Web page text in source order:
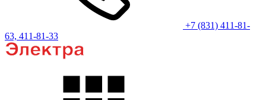
+7 (831) 411-81-
63, 411-81-33